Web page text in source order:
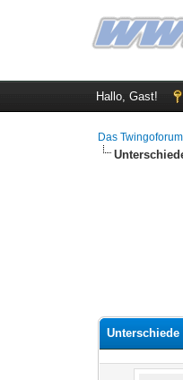
Hallo, Gast!
Das